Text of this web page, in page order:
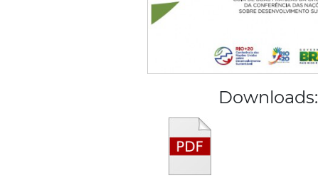
Downloads: